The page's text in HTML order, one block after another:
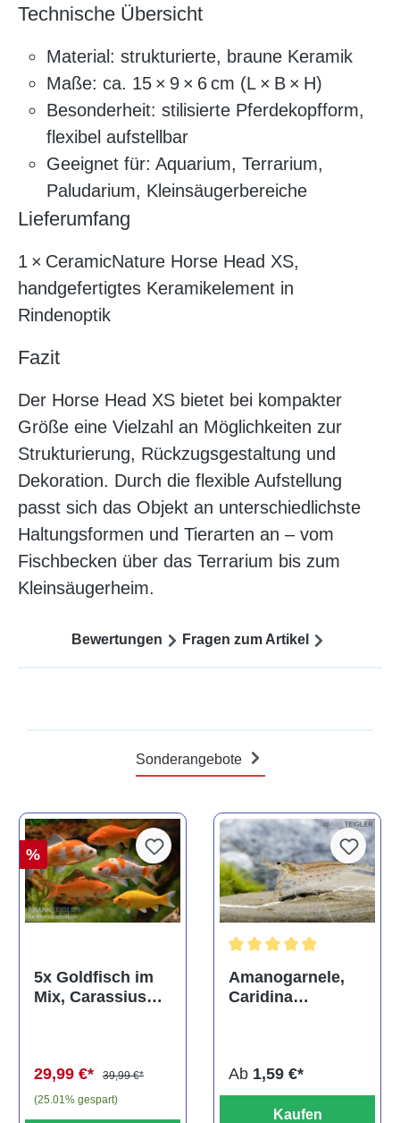
Technische Übersicht
Material: strukturierte, braune Keramik
Maße: ca. 15 × 9 × 6 cm (L × B × H)
Besonderheit: stilisierte Pferdekopfform,
flexibel aufstellbar
Geeignet für: Aquarium, Terrarium,
Paludarium, Kleinsäugerbereiche
Lieferumfang
1 × CeramicNature Horse Head XS,
handgefertigtes Keramikelement in
Rindenoptik
Fazit
Der Horse Head XS bietet bei kompakter
Größe eine Vielzahl an Möglichkeiten zur
Strukturierung, Rückzugsgestaltung und
Dekoration. Durch die flexible Aufstellung
passt sich das Objekt an unterschiedlichste
Haltungsformen und Tierarten an – vom
Fischbecken über das Terrarium bis zum
Kleinsäugerheim.
Bewertungen Fragen zum Artikel
Sonderangebote
%
5x Goldfisch im
Mix, Carassius
29,99 €*
39,99 €*
(25.01% gespart)
Amanogarnele,
Caridina
Ab 1,59 €*
Kaufen